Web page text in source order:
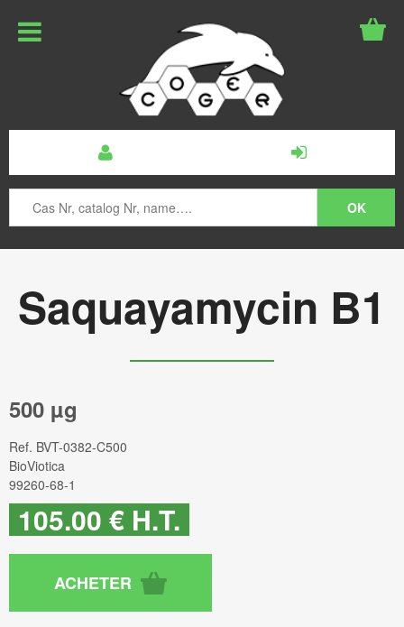
Saquayamycin B1
500 µg
Ref. BVT-0382-C500
BioViotica
99260-68-1
105.00 € H.T.